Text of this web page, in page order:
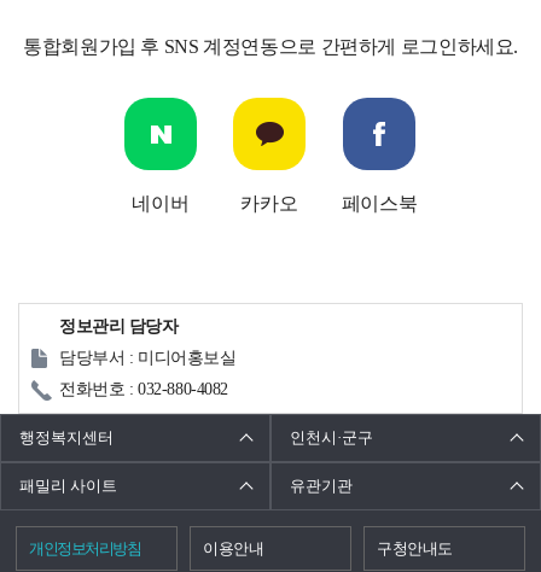
통합회원가입 후 SNS 계정연동으로 간편하게 로그인하세요.
네이버 카카오 페이스북
정보관리 담당자
담당부서 : 미디어홍보실
전화번호 : 032-880-4082
행정복지센터 인천시·군구
패밀리 사이트 유관기관
개인정보처리방침 이용안내 구청안내도